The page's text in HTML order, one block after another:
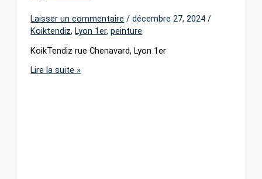
Laisser un commentaire /décembre 27, 2024/
Koiktendiz,Lyon 1er,peinture
KoikTendiz rue Chenavard, Lyon 1er
KoikTendiz
Lire la suite »